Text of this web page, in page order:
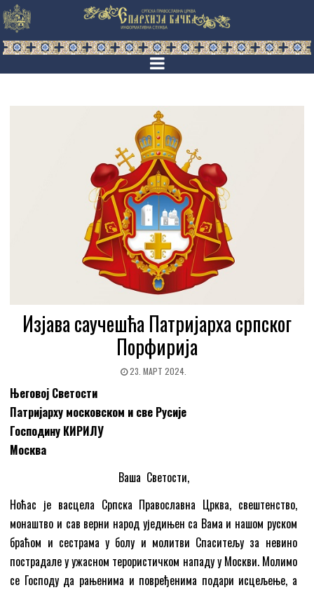
Изјава саучешћа Патријарха српског
Порфирија
23. МАРТ 2024.
Његовој Светости
Патријарху московском и све Русије
Господину КИРИЛУ
Москва
Ваша Светости,
Ноћас је васцела Српска Православна Црква, свештенство,
монаштво и сав верни народ уједињен са Вама и нашом руском
браћом и сестрама у болу и молитви Спаситељу за невино
пострадале у ужасном терористичком нападу у Москви. Молимо
се Господу да рањенима и повређенима подари исцељење, а